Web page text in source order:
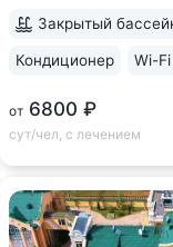
от 6800 ₽
сут/чел, с лечением
Закрытый
Кондиционер Wi-